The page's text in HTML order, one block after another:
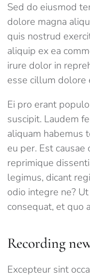
Sed do eiusmod
dolore magna
quis nostrud
aliquip ex ea
irure dolor in
esse cillum dolore
Ei pro erant
suscipit. Laudem
aliquam habemus
eu per. Est
reprimique
legimus, dicant
odio integre ne?
consequat, et quo
Recording
Excepteur sint